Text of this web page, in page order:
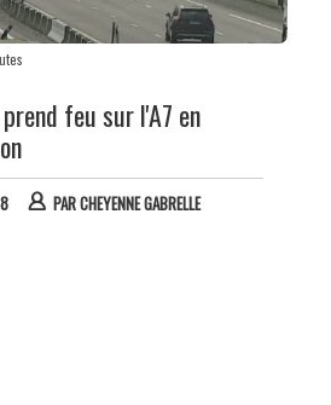
feu sur l'A7 en
PARCHEYENNE GABRELLE